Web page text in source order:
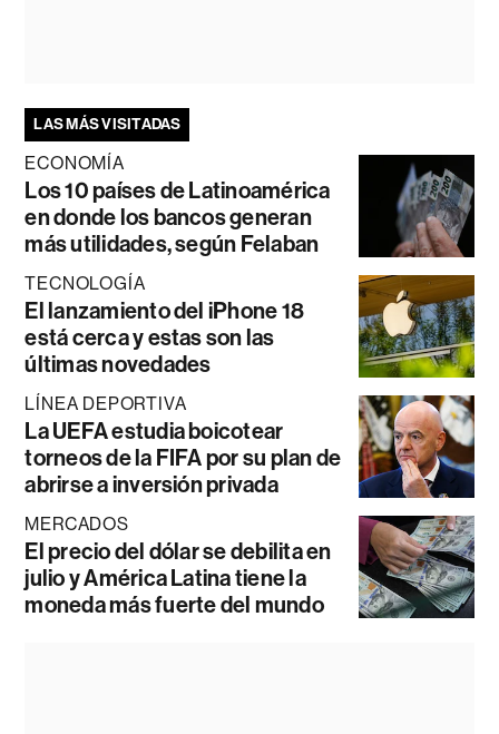
LAS MÁS VISITADAS
ECONOMÍA
Los 10 países de Latinoamérica
en donde los bancos generan
más utilidades, según Felaban
TECNOLOGÍA
El lanzamiento del iPhone 18
está cerca y estas son las
últimas novedades
LÍNEA DEPORTIVA
La UEFA estudia boicotear
torneos de la FIFA por su plan de
abrirse a inversión privada
MERCADOS
El precio del dólar se debilita en
julio y América Latina tiene la
moneda más fuerte del mundo